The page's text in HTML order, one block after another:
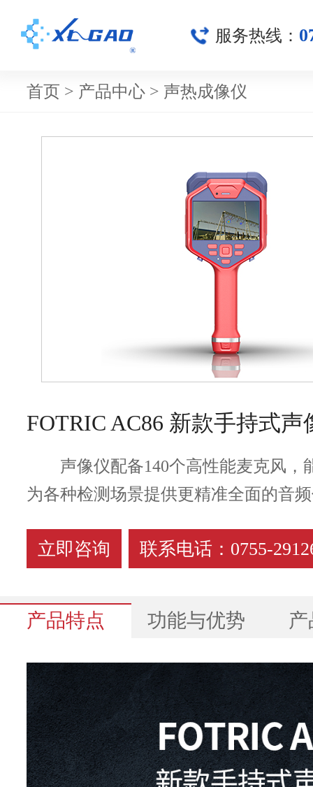
服务热线：
首页 > 产品中心 > 声热成像仪
FOTRIC AC86 新款手持式声
声像仪配备140个高性能麦克风，
为各种检测场景提供更精准全面的音
立即咨询 联系电话：0755-
产品特点 功能与优势
技术参数
型号
AC86
基本参数